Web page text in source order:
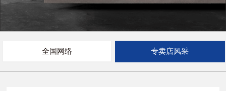
全国网络 专卖店风采